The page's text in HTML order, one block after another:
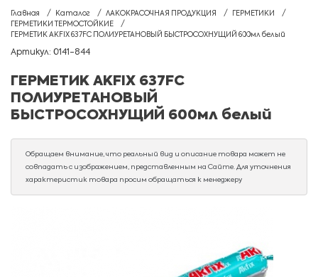
Главная Каталог ЛАКОКРАСОЧНАЯ ПРОДУКЦИЯ
ГЕРМЕТИКИ
ГЕРМЕТИКИ ТЕРМОСТОЙКИЕ
ГЕРМЕТИК AKFIX 637FC ПОЛИУРЕТАНОВЫЙ БЫСТРОСОХНУЩИЙ 600мл белый
Артикул: 0141-844
ГЕРМЕТИК AKFIX 637FC
ПОЛИУРЕТАНОВЫЙ
БЫСТРОСОХНУЩИЙ 600мл белый
Обращаем внимание, что реальный вид и описание товара может не
совпадать с изображением, представленным на Сайте. Для уточнения
характеристик товара просим обращаться к менеджеру